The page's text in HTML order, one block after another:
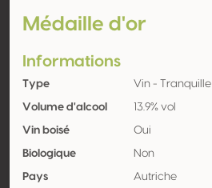
Médaille d'or
Informations
Type Vin - Tranquille
Volume d'alcool 13.9% vol
Vin boisé Oui
Biologique Non
Pays Autriche